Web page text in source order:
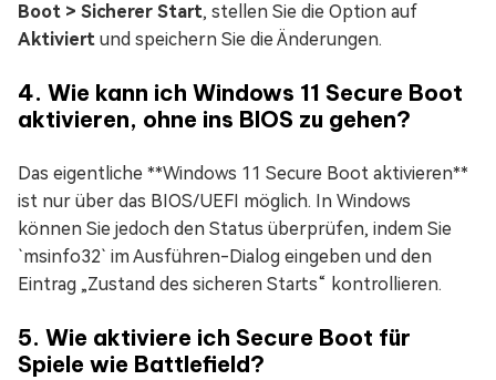
Boot > Sicherer Start, stellen Sie die Option auf
Aktiviert und speichern Sie die Änderungen.
4. Wie kann ich Windows 11 Secure Boot
aktivieren, ohne ins BIOS zu gehen?
Das eigentliche **Windows 11 Secure Boot aktivieren**
ist nur über das BIOS/UEFI möglich. In Windows
können Sie jedoch den Status überprüfen, indem Sie
`msinfo32` im Ausführen-Dialog eingeben und den
Eintrag „Zustand des sicheren Starts“ kontrollieren.
5. Wie aktiviere ich Secure Boot für
Spiele wie Battlefield?